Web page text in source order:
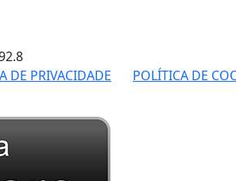
DE PRIVACIDADE POLÍTICA DE